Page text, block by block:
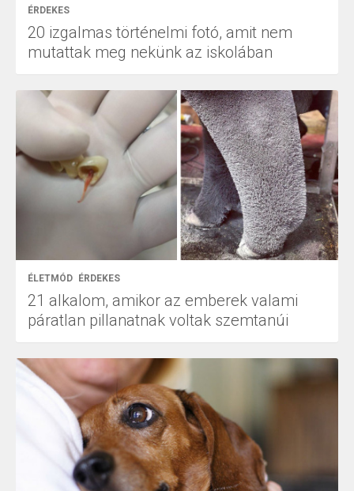
ÉRDEKES
20 izgalmas történelmi fotó, amit nem
mutattak meg nekünk az iskolában
ÉLETMÓD ÉRDEKES
21 alkalom, amikor az emberek valami
páratlan pillanatnak voltak szemtanúi